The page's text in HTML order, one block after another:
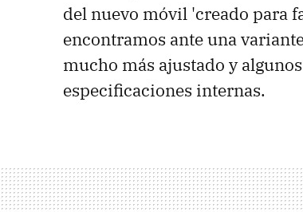
del nuevo móvil 'creado para
encontramos ante una
mucho más ajustado y
especificaciones internas.